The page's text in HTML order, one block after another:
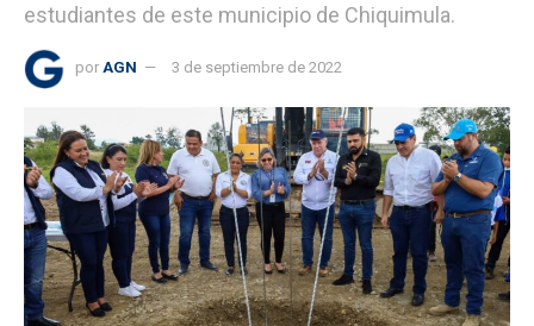
estudiantes de este municipio de Chiquimula.
por AGN 3 de septiembre de 2022